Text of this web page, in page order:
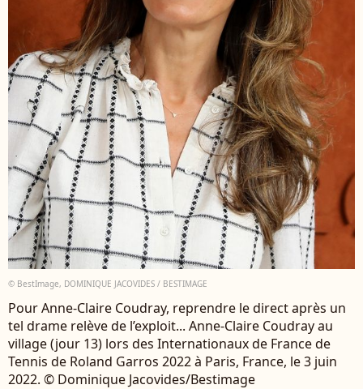
© BestImage, DOMINIQUE JACOVIDES / BESTIMAGE
Pour Anne-Claire Coudray, reprendre le direct après un
tel drame relève de l’exploit... Anne-Claire Coudray au
village (jour 13) lors des Internationaux de France de
Tennis de Roland Garros 2022 à Paris, France, le 3 juin
2022. © Dominique Jacovides/Bestimage